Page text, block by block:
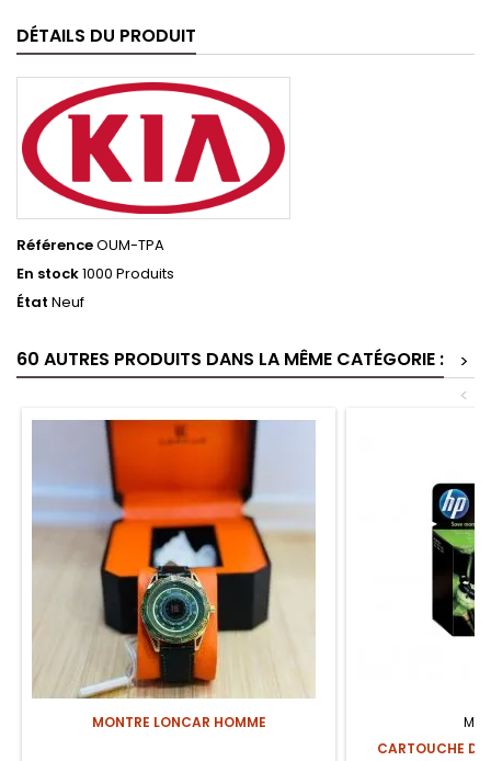
DÉTAILS DU PRODUIT
RéférenceOUM-TPA
En stock1000 Produits
État Neuf
60 AUTRES PRODUITS DANS LA MÊME CATÉGORIE :
>
<
MONTRE LONCAR HOMME
CARTOUCHE